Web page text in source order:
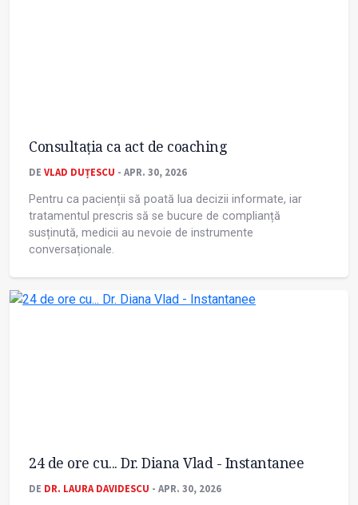
Consultația ca act de coaching
DE VLAD DUȚESCU - APR. 30, 2026
Pentru ca pacienții să poată lua decizii informate, iar
tratamentul prescris să se bucure de complianță
susținută, medicii au nevoie de instrumente
conversaționale.
24 de ore cu... Dr. Diana Vlad - Instantanee
DE DR. LAURA DAVIDESCU - APR. 30, 2026